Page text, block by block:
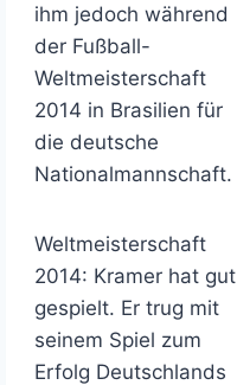
ihm jedoch während
der Fußball-
Weltmeisterschaft
2014 in Brasilien für
die deutsche
Nationalmannschaft.
Weltmeisterschaft
2014: Kramer hat gut
gespielt. Er trug mit
seinem Spiel zum
Erfolg Deutschlands